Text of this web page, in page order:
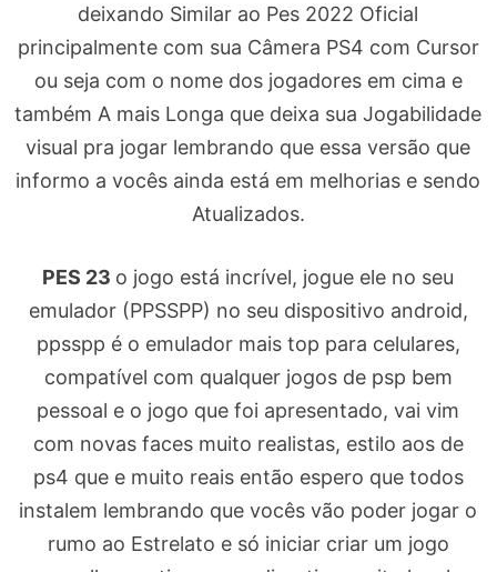
deixando Similar ao Pes 2022 Oficial
principalmente com sua Câmera PS4 com Cursor
ou seja com o nome dos jogadores em cima e
também A mais Longa que deixa sua Jogabilidade
visual pra jogar lembrando que essa versão que
informo a vocês ainda está em melhorias e sendo
Atualizados.
PES 23 o jogo está incrível, jogue ele no seu
emulador (PPSSPP) no seu dispositivo android,
ppsspp é o emulador mais top para celulares,
compatível com qualquer jogos de psp bem
pessoal e o jogo que foi apresentado, vai vim
com novas faces muito realistas, estilo aos de
ps4 que e muito reais então espero que todos
instalem lembrando que vocês vão poder jogar o
rumo ao Estrelato e só iniciar criar um jogo